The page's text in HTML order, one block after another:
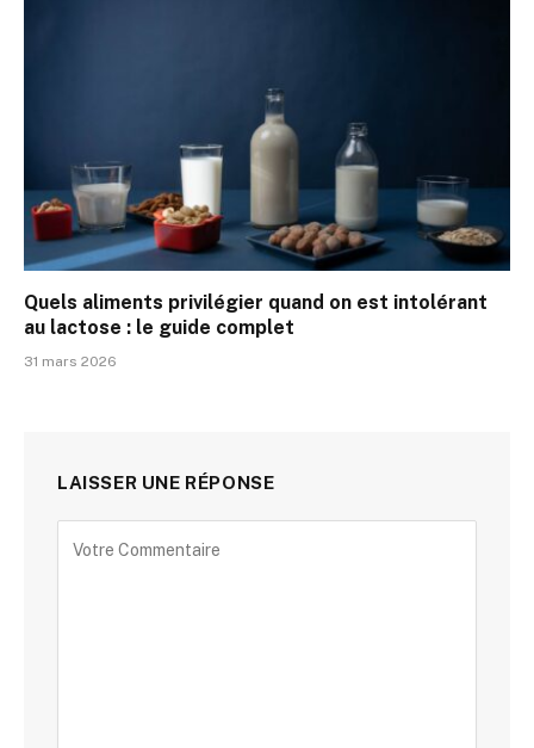
Quels aliments privilégier quand on est intolérant
au lactose : le guide complet
31 mars 2026
LAISSER UNE RÉPONSE